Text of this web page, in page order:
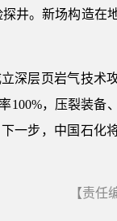
井。新场构造在
深层页岩气技术
100%，压裂装备
一步，中国石化
【责任